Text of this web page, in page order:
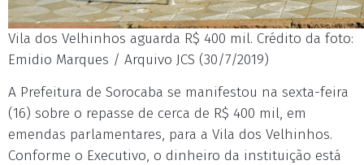
Vila dos Velhinhos aguarda R$ 400 mil. Crédito da foto:
Emidio Marques / Arquivo JCS (30/7/2019)
A Prefeitura de Sorocaba se manifestou na sexta-feira
(16) sobre o repasse de cerca de R$ 400 mil, em
emendas parlamentares, para a Vila dos Velhinhos.
Conforme o Executivo, o dinheiro da instituição está